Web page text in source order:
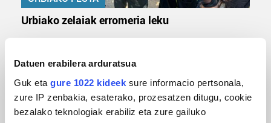
Datuen erabilera arduratsua
Guk eta gure 1022 kideek sure informacio pertsonala,
zure IP zenbakia, esaterako, prozesatzen ditugu, cookie
bezalako teknologiak erabiliz eta zure gailuko
Urbiako zelaiak erromeria leku